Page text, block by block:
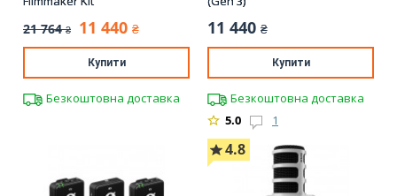
21 764 ₴ 11 440 ₴
Купити
Безкоштовна доставка
11 440 ₴
Купити
Безкоштовна доставка
5.0
1
4.8